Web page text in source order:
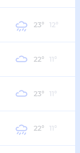
23° 12°
22° 11°
23° 11°
22° 11°